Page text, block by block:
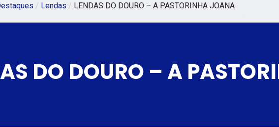
/ Lendas / LENDAS DO DOURO – A PASTORINHA JOANA
DO DOURO – A